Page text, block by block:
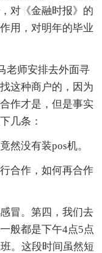
对《金融时报》的
用，对明年的毕业
老师安排去外面寻
这种商户的，因为
作才是，但是事实
几条：
然没有装pos机。
合作，如何再合作
冒。第四，我们去
般都是下午4点5点
。这段时间虽然短